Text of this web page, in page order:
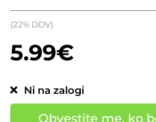
5.99€
(22% DDV)
Ni na zalogi
Obvestite me, ko